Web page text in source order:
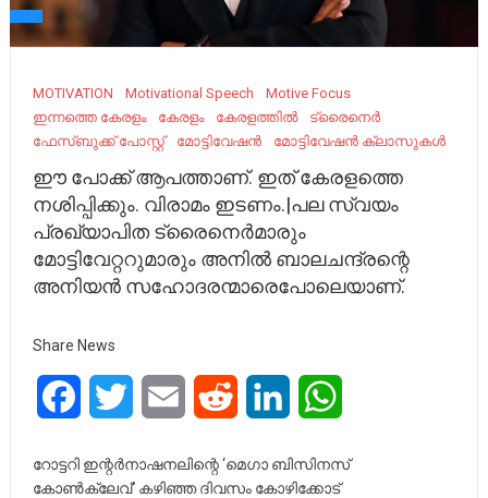
MOTIVATION Motivational Speech
Motive Focus
ഇന്നത്തെ കേരളം
കേരളം കേരളത്തിൽ
ട്രൈനെർ
ഫേസ്ബുക്ക് പോസ്റ്റ്
മോട്ടിവേഷൻ മോട്ടിവേഷൻ ക്ലാസുകൾ
ഈ പോക്ക്‌ ആപത്താണ്. ഇത് കേരളത്തെ
നശിപ്പിക്കും. വിരാമം ഇടണം.|പല സ്വയം
പ്രഖ്യാപിത ട്രൈനെർമാരും
മോട്ടിവേറ്ററുമാരും അനിൽ ബാലചന്ദ്രന്റെ
അനിയൻ സഹോദരന്മാരെപോലെയാണ്.
Share News
FacebookTwitter Email Reddit LinkedIn
റോട്ടറി ഇന്റർനാഷനലിന്റെ ‘മെഗാ ബിസിനസ്
കോൺക്ലേവ്’ കഴിഞ്ഞ ദിവസം കോഴിക്കോട്